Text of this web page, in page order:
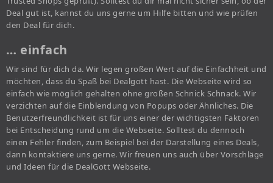
Deal gut ist, kannst du uns gerne um Hilfe bitten und wie prüfen
den Deal für dich.
… einfach
Wir sind für dich da. Wir legen großen Wert auf die Einfachheit und
möchten, dass du Spaß bei Dealgott hast. Die Webseite wird so
einfach wie möglich gehalten ohne großen Schnick Schnack. Wir
verzichten auf die Einblendung von Popups oder Ähnliches. Die
Benutzerfreundlichkeit ist für uns einer der wichtigsten Faktoren
bei Entscheidung rund um die Webseite. Solltest du dennoch
einen Fehler finden, zum Beispiel bei der Darstellung eines Deals,
dann kontaktiere uns gerne. Wir freuen uns auch über Vorschläge
und Ideen für die DealGott Webseite.